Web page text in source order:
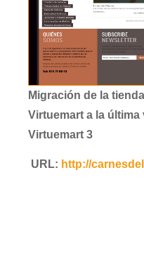
Migración de la
Virtuemart a la
Virtuemart 3
URL: http://